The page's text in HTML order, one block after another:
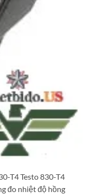
T4 Testo 830-T4
đo nhiệt độ hồng